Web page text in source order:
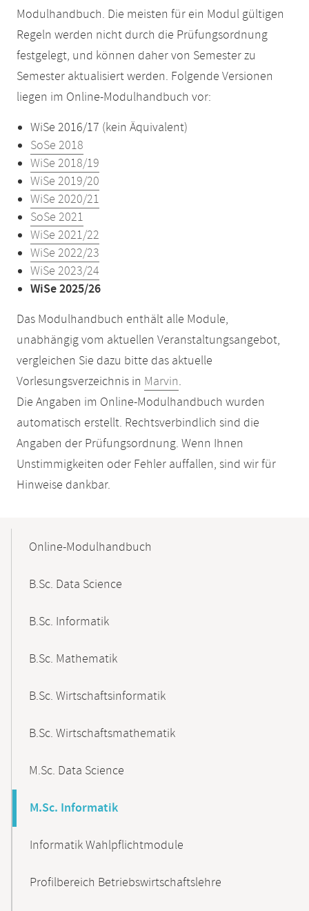
Modulhandbuch. Die meisten für ein Modul gültigen
Regeln werden nicht durch die Prüfungsordnung
festgelegt, und können daher von Semester zu
Semester aktualisiert werden. Folgende Versionen
liegen im Online-Modulhandbuch vor:
WiSe 2016/17 (kein Äquivalent)
SoSe 2018
WiSe 2018/19
WiSe 2019/20
WiSe 2020/21
SoSe 2021
WiSe 2021/22
WiSe 2022/23
WiSe 2023/24
WiSe 2025/26
Das Modulhandbuch enthält alle Module,
unabhängig vom aktuellen Veranstaltungsangebot,
vergleichen Sie dazu bitte das aktuelle
Vorlesungsverzeichnis in Marvin.
Die Angaben im Online-Modulhandbuch wurden
automatisch erstellt. Rechtsverbindlich sind die
Angaben der Prüfungsordnung. Wenn Ihnen
Unstimmigkeiten oder Fehler auffallen, sind wir für
Hinweise dankbar.
NavigationOnline-Modulhandbuch
B.Sc. Data Science
B.Sc. Informatik
B.Sc. Mathematik
B.Sc. Wirtschaftsinformatik
B.Sc. Wirtschaftsmathematik
M.Sc. Data Science
M.Sc. Informatik
Informatik Wahlpflichtmodule
Profilbereich Betriebswirtschaftslehre